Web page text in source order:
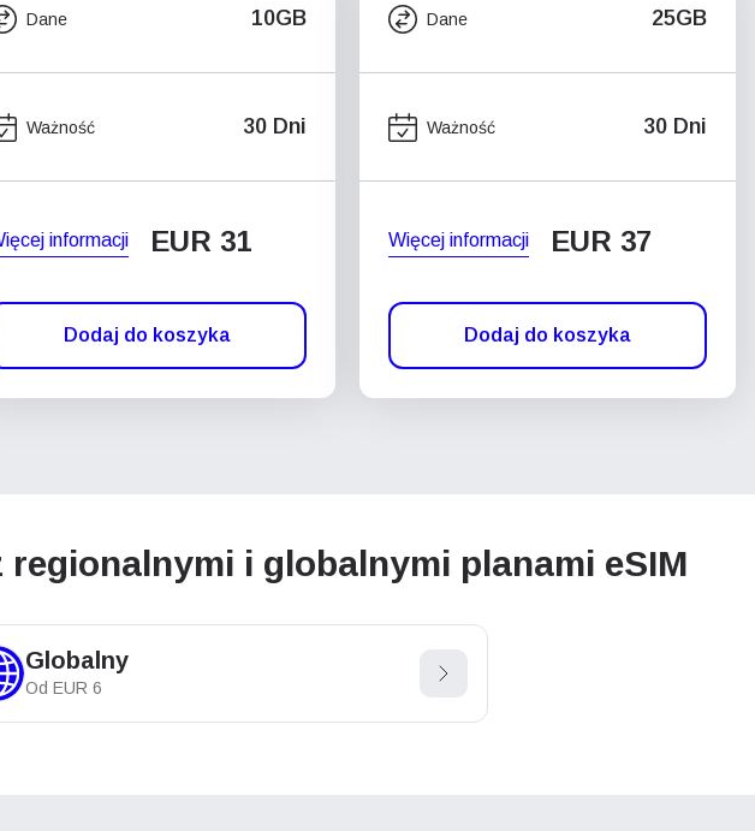
Dane 10GB
Ważność 30 Dni
informacji EUR 31
Dodaj do koszyka
Dane 25GB
Ważność 30 Dni
Więcej informacji EUR 37
Dodaj do koszyka
i globalnymi planami eSIM
Globalny
Od EUR 6